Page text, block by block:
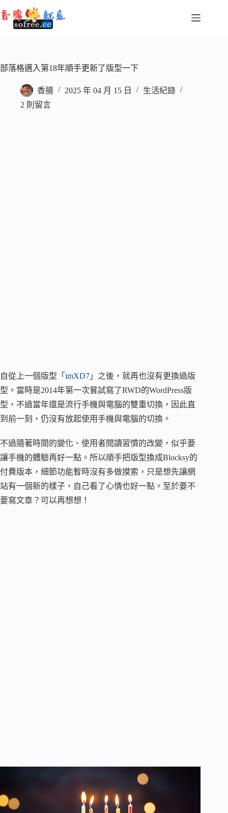
至
容
部落格邁入第18年順手更新了版型一下
香腸 2025 年 04 月 15 日
生活紀錄
2 則留言
自從上一個版型「 imXD7 」之後，就再也沒有更換過版
型。當時是2014年第一次嘗試寫了RWD的WordPress版
型，不過當年還是流行手機與電腦的雙重切換，因此直
到前一刻，仍沒有放起使用手機與電腦的切換。
不過隨著時間的變化、使用者閱讀習慣的改變，似乎要
讓手機的體驗再好一點。所以順手把版型換成Blocksy的
付費版本，細節功能暫時沒有多做摸索，只是想先讓網
站有一個新的樣子，自己看了心情也好一點。至於要不
要寫文章？可以再想想！